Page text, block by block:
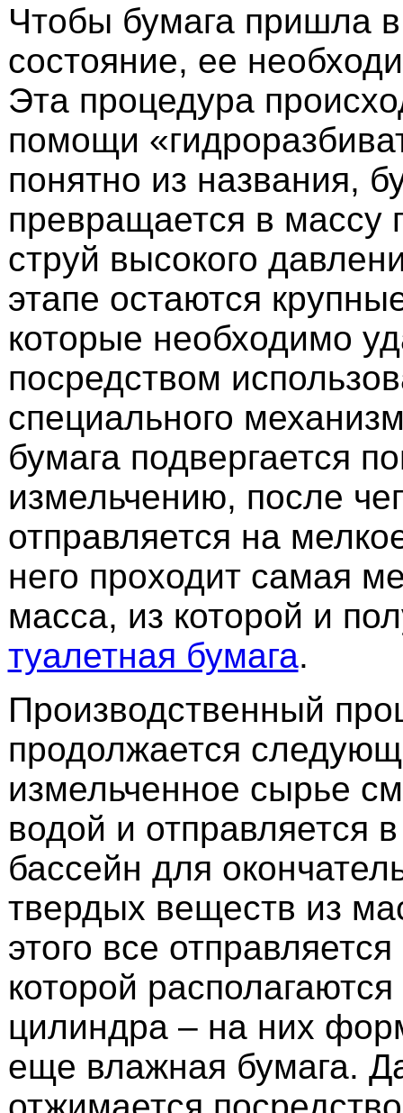
Чтобы бумага пришла
состояние, ее
Эта процедура
помощи
понятно из названия,
превращается в массу
струй высокого
этапе остаются
которые необходимо
посредством
специального
бумага подвергается
измельчению, после
отправляется на
него проходит самая
масса, из которой и
туалетная бумага.
Производственный
продолжается
измельченное сырье
водой и отправляется
бассейн для
твердых веществ из
этого все
которой
цилиндра – на них
еще влажная бумага.